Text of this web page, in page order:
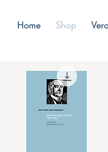
Home Shop